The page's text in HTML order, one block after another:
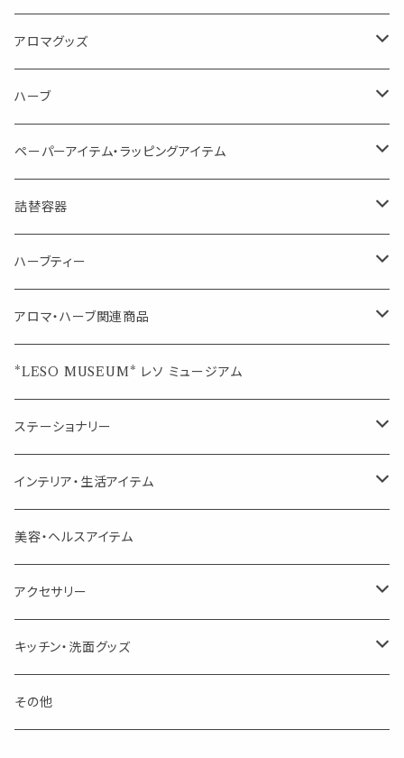
消臭に（用途：空間や衣服）
Kiyome LESO. キヨメ レソット
体感-4℃ !? 薄荷をブレンドしたアロマスプレー
AroMachi アロマチ 町の香り
Mask&Pillow Aroma
エッセンシャルオイル
シングル
ブレンド
キャリアオイル
アロマグッズ
エッセンシャルオイル
ディフューザー
ハーブ
サシェ・香り袋
ハーブティー
シングル
ブレンド
箱入りアソート
キャンディー
ペーパーアイテム・ラッピングアイテム
シーリングワックス シール
ペーパークリップ
ウェルカムボード・装飾
席札クリップ
プチギフト
詰替容器
ロールオンボトル
スプレーボトル
スポイトボトル
精油用ボトル
ポンプ式ボトル
リップ容器
スクリュー容器
チューブ
スライドケース
ハーブティー
ブレンド
ジュエル オブ ビューティー
美人さんのハーブティー
シングル
アロマ・ハーブ関連商品
エッセンシャルオイル
シングル
ブレンド
クラフト器材・道具
キャリアオイル・ワックス
道具
お香・サシェ・キャンドル
線香
サシェ・香り袋
ディフューザー
アロマオイルウォーマー
アロマストーン
*LESO MUSEUM* レソ ミュージアム
ステーショナリー
デザインクリップ
記号（ハート,星,etc）
音楽・楽器
ページオープナー・ワイドクリップ
ポストカード・メッセージカード
フック・マグネット・画鋲
ステッカー・マスキングテープ・付箋
インテリア・生活アイテム
オブジェ
キャンドル・お香
ウォールアイテム
フック・マグネット・画鋲
収納・小物トレー
美容・ヘルスアイテム
アクセサリー
ブローチ・ピンバッチ
ピアス
キッチン・洗面グッズ
カトラリー
その他